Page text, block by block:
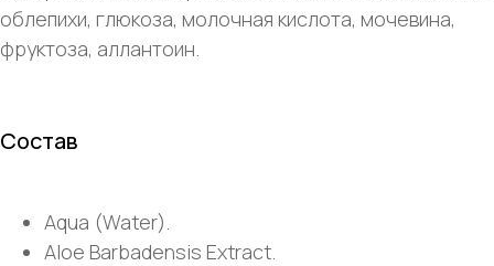
облепихи, глюкоза, молочная кислота, мочевина,
фруктоза, аллантоин.
Состав
Aqua (Water).
Aloe Barbadensis Extract.